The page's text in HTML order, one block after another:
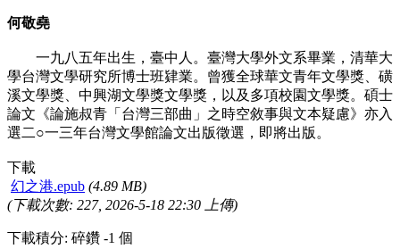
何敬堯
一九八五年出生，臺中人。臺灣大學外文系畢業，清華大
學台灣文學研究所博士班肄業。曾獲全球華文青年文學獎、磺
溪文學獎、中興湖文學獎文學獎，以及多項校園文學獎。碩士
論文《論施叔青「台灣三部曲」之時空敘事與文本疑慮》亦入
選二○一三年台灣文學館論文出版徵選，即將出版。
下載
幻之港.epub (4.89 MB)
(下載次數: 227, 2026-5-18 22:30 上傳)
下載積分: 碎鑽 -1 個